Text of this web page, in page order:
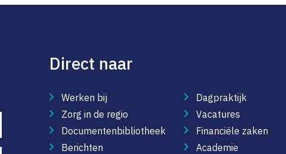
Direct naar
Werken bij
Dagpraktijk
Zorg in de regio
Vacatures
Documentenbibliotheek
Financiële zaken
Berichten
Academie